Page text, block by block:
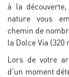
à la
nature vous
chemin de
la Dolce Via (320
Lors de votre
d’un moment